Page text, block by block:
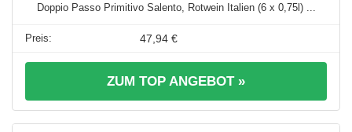
Doppio Passo Primitivo Salento, Rotwein Italien (6 x 0,75l) ...
47,94 €
ZUM TOP ANGEBOT »